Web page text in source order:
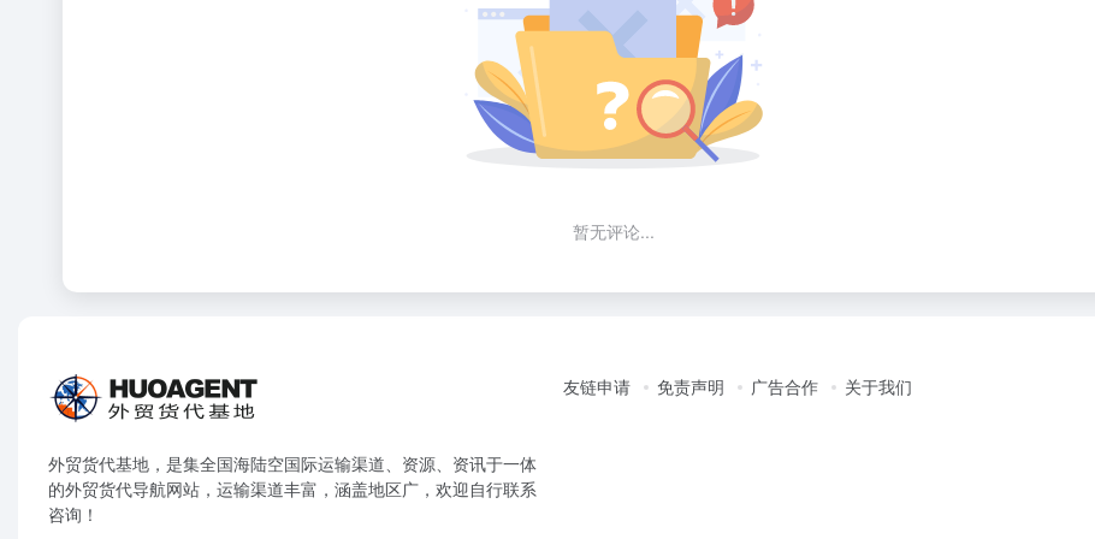
暂无评论...
外贸货代基地，是集全国海陆空国际运输渠道、资源、资讯于一体
的外贸货代导航网站，运输渠道丰富，涵盖地区广，欢迎自行联系
咨询！
友链申请 免责声明 广告合作 关于我们